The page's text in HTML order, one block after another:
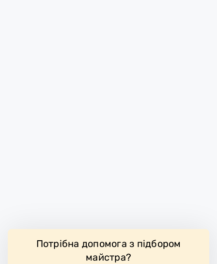
Потрібна допомога з підбором
майстра?